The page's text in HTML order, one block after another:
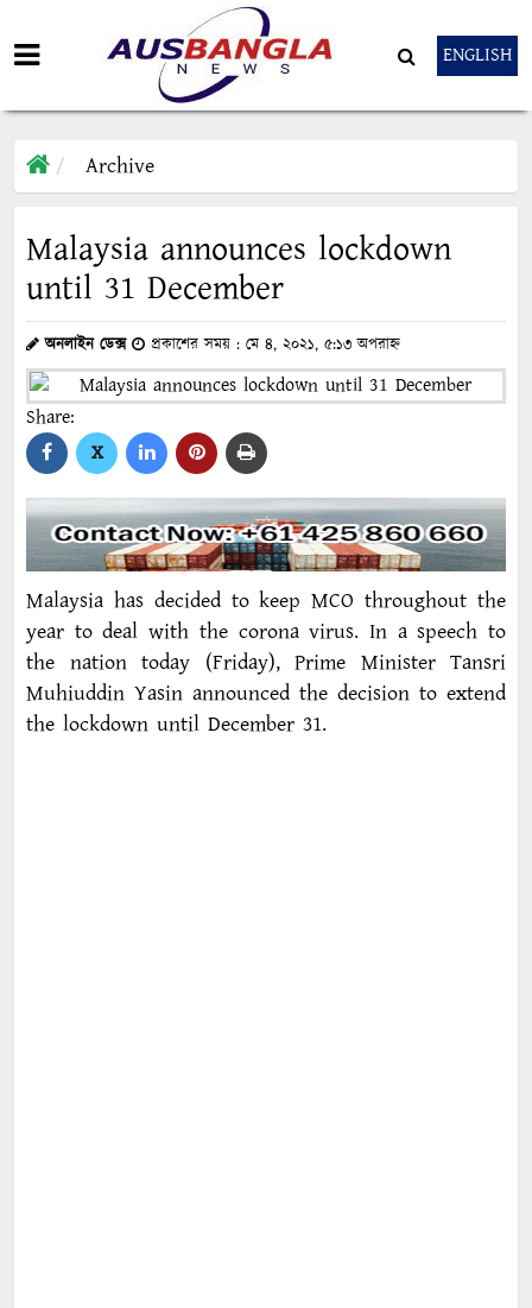
ENGLISH
Archive
Malaysia announces lockdown
until 31 December
অনলাইন ডেক্স প্রকাশের সময় : মে ৪, ২০২১, ৫:১৩ অপরাহ্ন
Share:
X
Malaysia has decided to keep MCO throughout the
year to deal with the corona virus. In a speech to
the nation today (Friday), Prime Minister Tansri
Muhiuddin Yasin announced the decision to extend
the lockdown until December 31.